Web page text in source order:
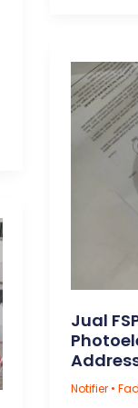
Output
Horns,
Strobes
&
Horn
Strobes
System
Jual
Notifier•